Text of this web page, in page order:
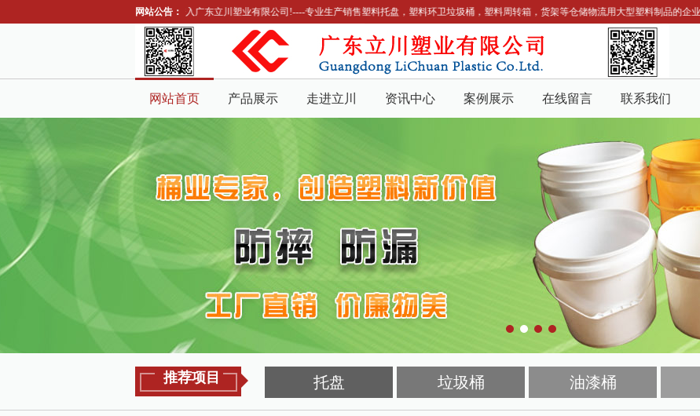
网站公告：
欢迎进入广东立川塑业有限公司!----专业生产销售塑料托盘，塑料环卫垃圾桶，塑料周转箱，货架等仓储物流用大型塑料制品的企业。
网站首页 产品展示 走进立川 资讯中心 案例展示 在线留言 联系我们
推荐项目 托盘 垃圾桶 油漆桶